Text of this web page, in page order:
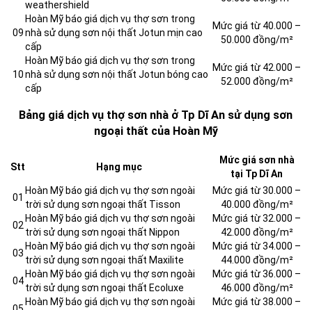
weathershield
09
Hoàn Mỹ báo giá dịch vụ thợ sơn trong
nhà sử dụng sơn nội thất Jotun mịn cao
cấp
Mức giá từ 40.000 –
50.000 đồng/m²
10
Hoàn Mỹ báo giá dịch vụ thợ sơn trong
nhà sử dụng sơn nội thất Jotun bóng cao
cấp
Mức giá từ 42.000 –
52.000 đồng/m²
Bảng giá dịch vụ thợ sơn nhà ở Tp Dĩ An sử dụng sơn
ngoại thất của Hoàn Mỹ
Stt Hạng mục
Mức giá sơn nhà
tại Tp Dĩ An
01
Hoàn Mỹ báo giá dịch vụ thợ sơn ngoài
trời sử dụng sơn ngoại thất Tisson
Mức giá từ 30.000 –
40.000 đồng/m²
02
Hoàn Mỹ báo giá dịch vụ thợ sơn ngoài
trời sử dụng sơn ngoại thất Nippon
Mức giá từ 32.000 –
42.000 đồng/m²
03
Hoàn Mỹ báo giá dịch vụ thợ sơn ngoài
trời sử dụng sơn ngoại thất Maxilite
Mức giá từ 34.000 –
44.000 đồng/m²
04
Hoàn Mỹ báo giá dịch vụ thợ sơn ngoài
trời sử dụng sơn ngoại thất Ecoluxe
Mức giá từ 36.000 –
46.000 đồng/m²
Hoàn Mỹ báo giá dịch vụ thợ sơn ngoài Mức giá từ 38.000 –